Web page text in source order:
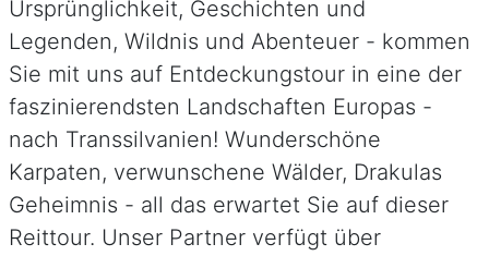
Ursprünglichkeit, Geschichten und
Legenden, Wildnis und Abenteuer - kommen
Sie mit uns auf Entdeckungstour in eine der
faszinierendsten Landschaften Europas -
nach Transsilvanien! Wunderschöne
Karpaten, verwunschene Wälder, Drakulas
Geheimnis - all das erwartet Sie auf dieser
Reittour. Unser Partner verfügt über